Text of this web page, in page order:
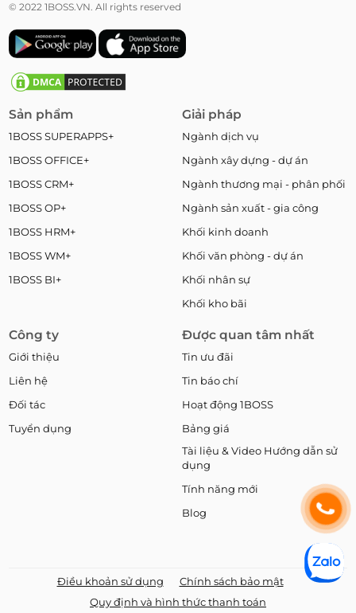
© 2022 1BOSS.VN. All rights reserved
Sản phẩm
1BOSS SUPERAPPS+
1BOSS OFFICE+
1BOSS CRM+
1BOSS OP+
1BOSS HRM+
1BOSS WM+
1BOSS BI+
Giải pháp
Ngành dịch vụ
Ngành xây dựng - dự án
Ngành thương mại - phân phối
Ngành sản xuất - gia công
Khối kinh doanh
Khối văn phòng - dự án
Khối nhân sự
Khối kho bãi
Công ty
Giới thiệu
Liên hệ
Đối tác
Tuyển dụng
Được quan tâm nhất
Tin ưu đãi
Tin báo chí
Hoạt động 1BOSS
Bảng giá
Tài liệu & Video Hướng dẫn sử
dụng
Tính năng mới
Blog
Điều khoản sử dụng
Chính sách bảo mật
Quy định và hình thức thanh toán